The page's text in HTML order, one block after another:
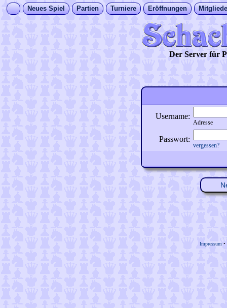
Neues Spiel Partien Turniere Eröffnungen
Der Server für
Username:
Adresse
Passwort:
vergessen?
Impressum •